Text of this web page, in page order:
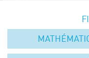
Symposium on
sustainability –
FRENCH-